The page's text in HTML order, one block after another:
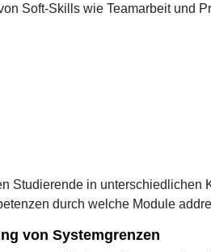
Soft-Skills wie Teamarbeit und
Studierende in
durch welche Module
von Systemgrenzen